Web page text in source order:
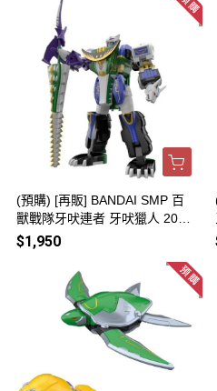
(預購) [再販] BANDAI SMP 百
獸戰隊牙吠連者 牙吠獵人 202
60906
$1,950